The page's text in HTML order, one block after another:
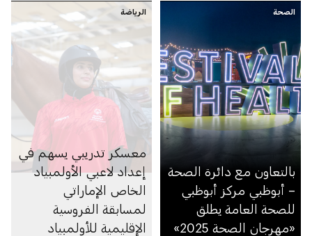
الصحة
بالتعاون مع دائرة الصحة
– أبوظبي مركز أبوظبي
للصحة العامة يطلق
«مهرجان الصحة 2025»
الرياضة
معسكر تدريبي يسهم في
إعداد لاعبي الأولمبياد
الخاص الإماراتي
لمسابقة الفروسية
الإقليمية للأولمبياد